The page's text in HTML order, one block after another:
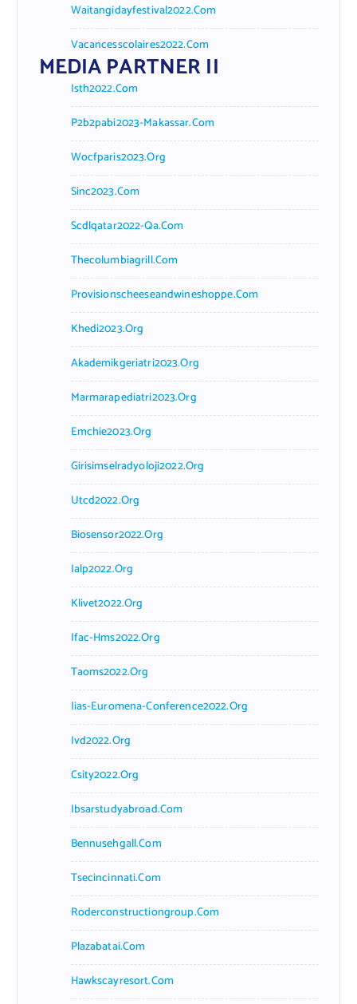
Waitangidayfestival2022.com
Vacancesscolaires2022.com
MEDIA PARTNER II
Isth2022.com
P2b2pabi2023-Makassar.com
Wocfparis2023.org
Sinc2023.com
Scdlqatar2022-Qa.com
Thecolumbiagrill.com
Provisionscheeseandwineshoppe.com
Khedi2023.org
Akademikgeriatri2023.org
Marmarapediatri2023.org
Emchie2023.org
Girisimselradyoloji2022.org
Utcd2022.org
Biosensor2022.org
Ialp2022.org
Klivet2022.org
Ifac-Hms2022.org
Taoms2022.org
Iias-Euromena-Conference2022.org
Ivd2022.org
Csity2022.org
Ibsarstudyabroad.com
Bennusehgall.com
Tsecincinnati.com
Roderconstructiongroup.com
Plazabatai.com
Hawkscayresort.com